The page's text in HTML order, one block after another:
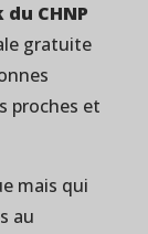
CHNP
gratuite
proches et
mais qui
au